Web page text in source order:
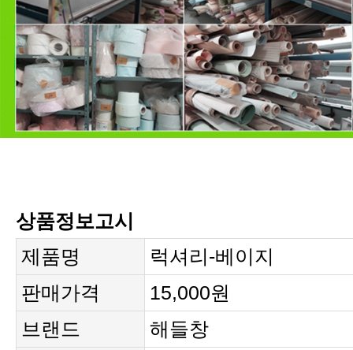
상품정보고시
제품명
럭셔리-베이지
판매가격
15,000원
브랜드
해들창